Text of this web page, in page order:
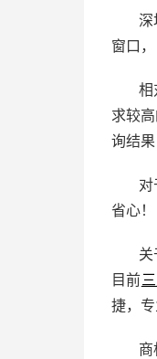
深
窗口
相
求较
询结
省心！
目前
捷，专
商